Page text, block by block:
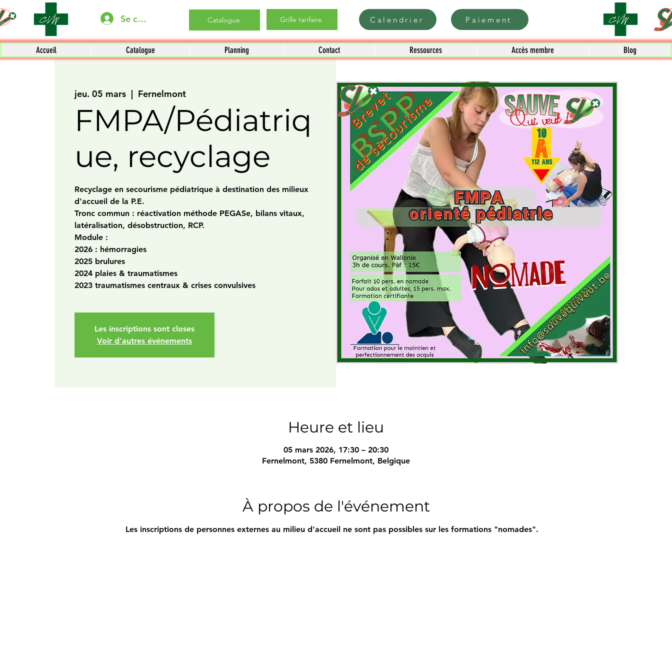
Se connecter Catalogue Grille tarifaire Calendrier Paiement
Accueil Catalogue Planning Contact Ressources Accès membre Blog
jeu. 05 mars
  |
Fernelmont
FMPA/Pédiatriq
ue, recyclage
Recyclage en secourisme pédiatrique à destination des milieux
d'accueil de la P.E.
Tronc commun : réactivation méthode PEGASe, bilans vitaux,
latéralisation, désobstruction, RCP.
Module :
2026 : hémorragies
2025 brulures
2024 plaies & traumatismes
2023 traumatismes centraux & crises convulsives
Les inscriptions sont closes
Voir d'autres événements
Heure et lieu
05 mars 2026, 17:30 – 20:30
Fernelmont, 5380 Fernelmont, Belgique
À propos de l'événement
Les inscriptions de personnes externes au milieu d'accueil ne sont pas possibles sur les formations "nomades".